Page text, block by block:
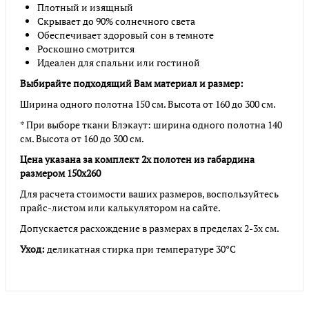
Плотный и изящный
Скрывает до 90% солнечного света
Обеспечивает здоровый сон в темноте
Роскошно смотрится
Идеален для спальни или гостиной
Выбирайте подходящий Вам материал и размер:
Ширина одного полотна 150 см. Высота от 160 до 300 см.
* При выборе ткани Блэкаут: ширина одного полотна 140
см. Высота от 160 до 300 см.
Цена указана за комплект 2х полотен из габардина
размером 150х260
Для расчета стоимости ваших размеров, воспользуйтесь
прайс-листом или калькулятором на сайте.
Допускается расхождение в размерах в пределах 2-3х см.
Уход: деликатная стирка при температуре 30°С